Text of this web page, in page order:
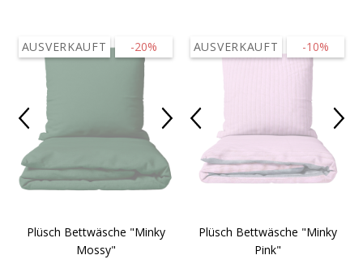
-20%
AUSVERKAUFT
Plüsch Bettwäsche "Minky
Mossy"
-10%
AUSVERKAUFT
Plüsch Bettwäsche "Minky
Pink"